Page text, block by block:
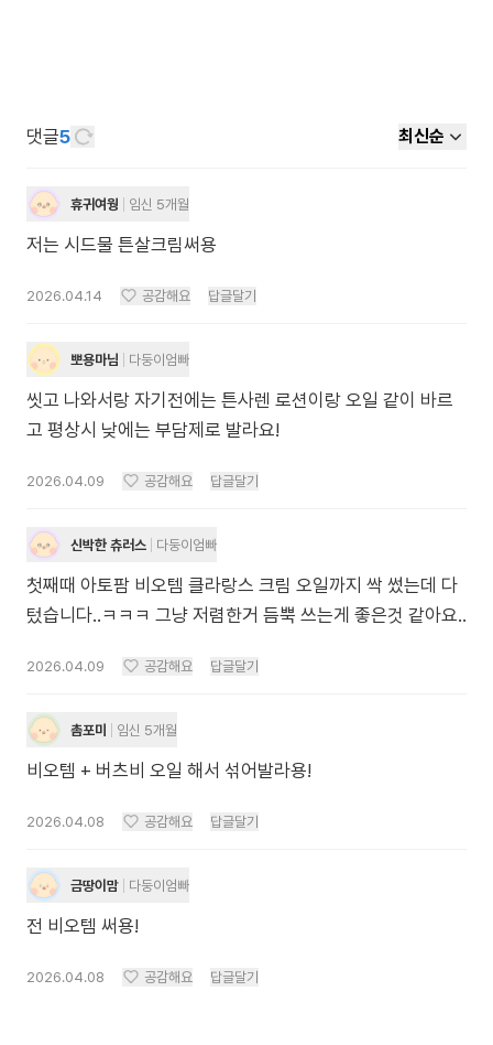
댓글5 최신순
휴귀여웡 임신 5개월
저는 시드물 튼살크림써용
2026.04.14 공감해요 답글달기
뽀용마님 다둥이엄빠
씻고 나와서랑 자기전에는 튼사렌 로션이랑 오일 같이 바르
고 평상시 낮에는 부담제로 발라요!
2026.04.09 공감해요 답글달기
신박한 츄러스 다둥이엄빠
첫째때 아토팜 비오템 클라랑스 크림 오일까지 싹 썼는데 다
텄습니다..ㅋㅋㅋ 그냥 저렴한거 듬뿍 쓰는게 좋은것 같아요..
2026.04.09 공감해요 답글달기
촘포미 임신 5개월
비오템 + 버츠비 오일 해서 섞어발라용!
2026.04.08 공감해요 답글달기
금땅이맘 다둥이엄빠
전 비오템 써용!
2026.04.08 공감해요 답글달기